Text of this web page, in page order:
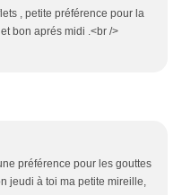
, petite préférence pour la
bon aprés midi .<br />
préférence pour les gouttes
jeudi à toi ma petite mireille,